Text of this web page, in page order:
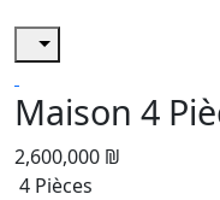
Maison 4
2,600,000 ₪
4 Pièces